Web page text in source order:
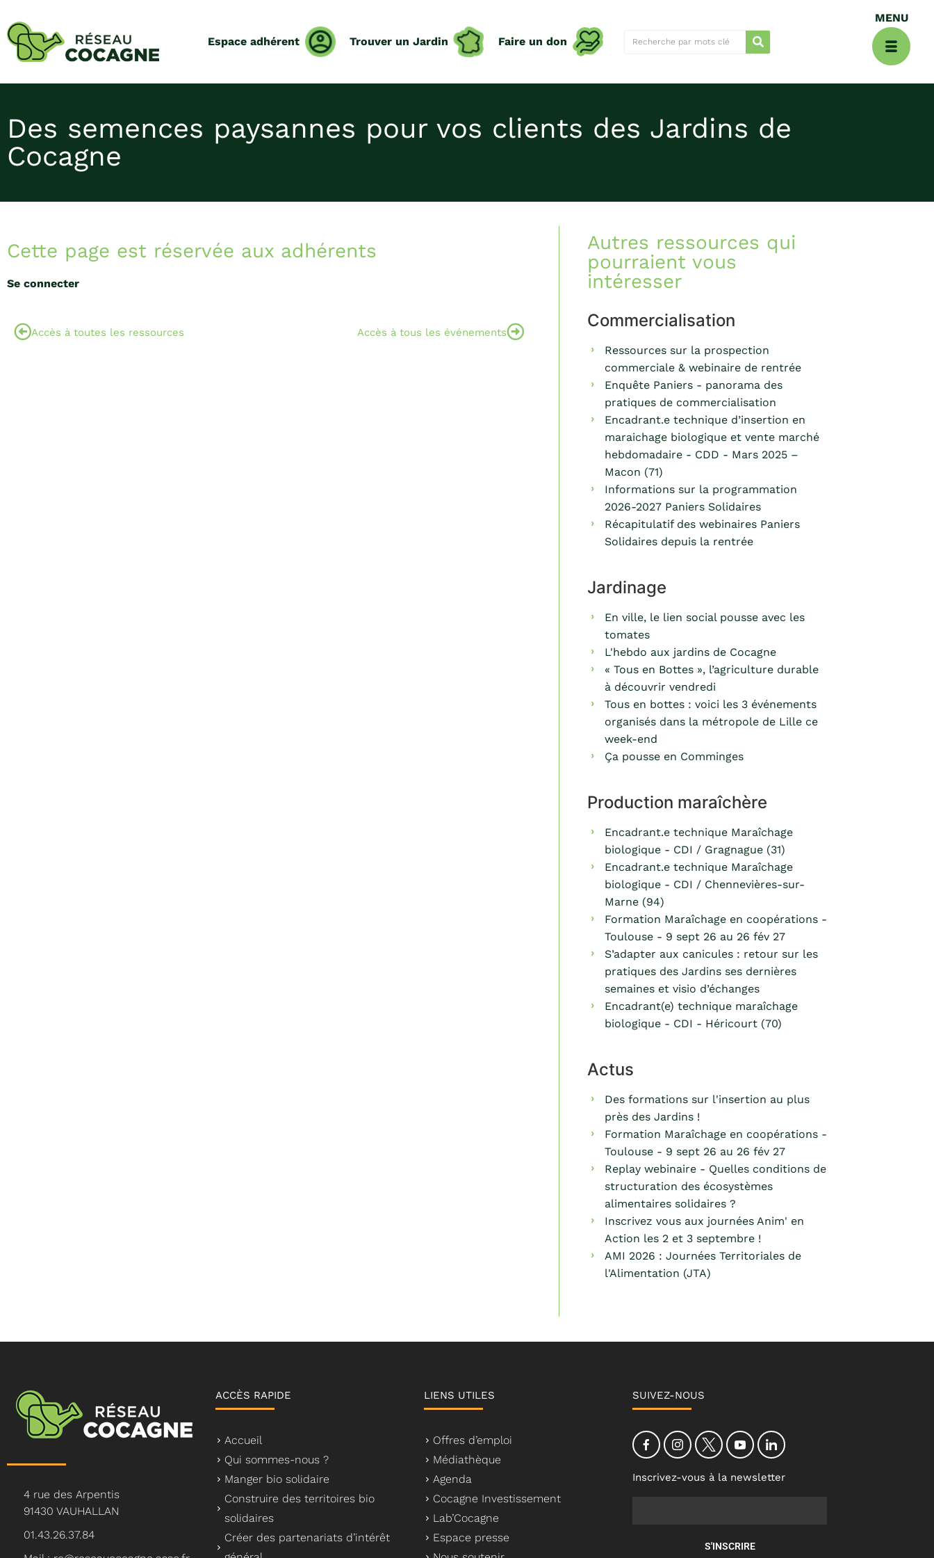
Espace adhérent Trouver un Jardin Faire un don
Des semences paysannes pour vos clients des Jardins de
Cocagne
Cette page est réservée aux adhérents
Se connecter
Accès à toutes les ressources Accès à tous les événements
Autres ressources qui
pourraient vous
intéresser
Commercialisation
Ressources sur la prospection
commerciale & webinaire de rentrée
Enquête Paniers - panorama des
pratiques de commercialisation
Encadrant.e technique d’insertion en
maraichage biologique et vente marché
hebdomadaire - CDD - Mars 2025 –
Macon (71)
Informations sur la programmation
2026-2027 Paniers Solidaires
Récapitulatif des webinaires Paniers
Solidaires depuis la rentrée
Jardinage
En ville, le lien social pousse avec les
tomates
L'hebdo aux jardins de Cocagne
« Tous en Bottes », l’agriculture durable
à découvrir vendredi
Tous en bottes : voici les 3 événements
organisés dans la métropole de Lille ce
week-end
Ça pousse en Comminges
Production maraîchère
Encadrant.e technique Maraîchage
biologique - CDI / Gragnague (31)
Encadrant.e technique Maraîchage
biologique - CDI / Chennevières-sur-
Marne (94)
Formation Maraîchage en coopérations -
Toulouse - 9 sept 26 au 26 fév 27
S’adapter aux canicules : retour sur les
pratiques des Jardins ses dernières
semaines et visio d’échanges
Encadrant(e) technique maraîchage
biologique - CDI - Héricourt (70)
Actus
Des formations sur l'insertion au plus
près des Jardins !
Formation Maraîchage en coopérations -
Toulouse - 9 sept 26 au 26 fév 27
Replay webinaire - Quelles conditions de
structuration des écosystèmes
alimentaires solidaires ?
Inscrivez vous aux journées Anim' en
Action les 2 et 3 septembre !
AMI 2026 : Journées Territoriales de
l'Alimentation (JTA)
4 rue des Arpentis
91430 VAUHALLAN
01.43.26.37.84
ACCÈS RAPIDE
Accueil
Qui sommes-nous ?
Manger bio solidaire
Construire des territoires bio
solidaires
Créer des partenariats d’intérêt
LIENS UTILES
Offres d’emploi
Médiathèque
Agenda
Cocagne Investissement
Lab’Cocagne
Espace presse
SUIVEZ-NOUS
Inscrivez-vous à la newsletter
S'INSCRIRE